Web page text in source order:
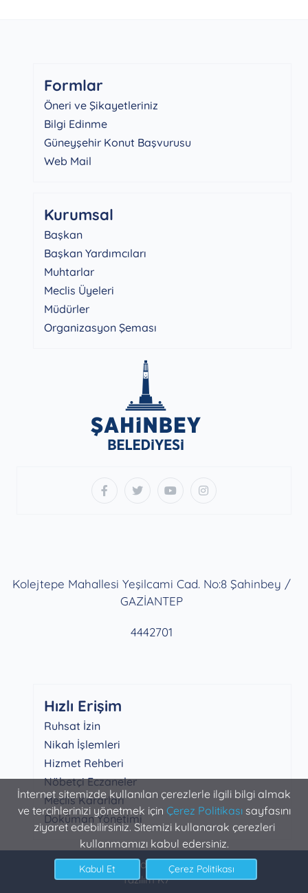
İnternet sitemizde kullanılan çerezlerle ilgili bilgi almak
ve tercihlerinizi yönetmek için Çerez Politikasısayfasını
ziyaret edebilirsiniz. Sitemizi kullanarak çerezleri
kullanmamızı kabul edersiniz.
Formlar
Öneri ve Şikayetleriniz
Bilgi Edinme
Güneyşehir Konut Başvurusu
Web Mail
Kurumsal
Başkan
Başkan Yardımcıları
Muhtarlar
Meclis Üyeleri
Müdürler
Organizasyon Şeması
Kolejtepe Mahallesi Yeşilcami Cad. No:8 Şahinbey /
GAZİANTEP
4442701
Hızlı Erişim
Ruhsat İzin
Nikah İşlemleri
Hizmet Rehberi
Nöbetçi Eczaneler
Meclis Kararları
Doküman Yönetimi
Şahinbey Belediyesi Bilgi İşlem
Yazılım K7